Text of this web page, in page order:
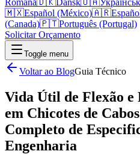
Română🇩🇰Dansk🇺🇦
🇲🇽Español (México)🇦🇷
(Canada)🇵🇹Português (Portugal)
Solicitar Orçamento
Toggle menu
Voltar ao BlogGuia Técnico
Vida Útil de Flexão
em Chicotes de
Completo de
Engenharia